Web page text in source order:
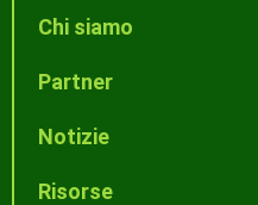
Chi siamo
Partner
Notizie
Risorse